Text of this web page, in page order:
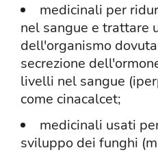
medicinali per
nel sangue e trattare
dell'organismo
secrezione
livelli nel sangue
come cinacalcet;
medicinali usati
sviluppo dei funghi